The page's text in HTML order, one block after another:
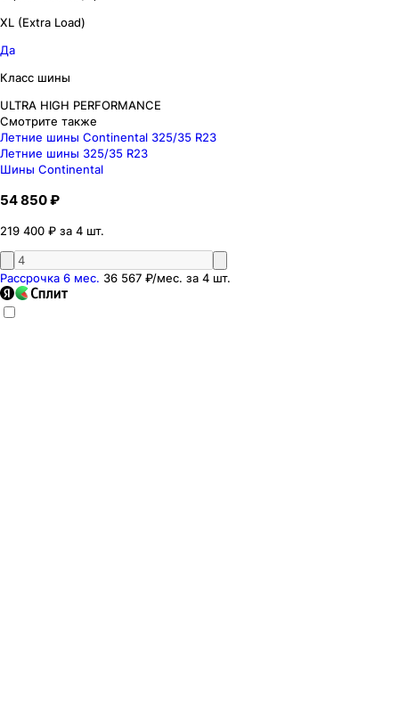
XL (Extra Load)
Да
Класс шины
ULTRA HIGH PERFORMANCE
Смотрите также
Летние шины Continental 325/35 R23
Летние шины 325/35 R23
Шины Continental
54 850 ₽
219 400 ₽ за 4 шт.
Рассрочка 6 мес. 36 567 ₽/мес. за 4 шт.